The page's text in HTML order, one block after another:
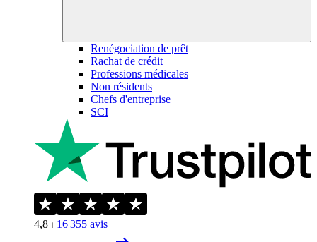
Renégociation de prêt
Rachat de crédit
Professions médicales
Non résidents
Chefs d'entreprise
SCI
4,8 ⏐ 16 355 avis